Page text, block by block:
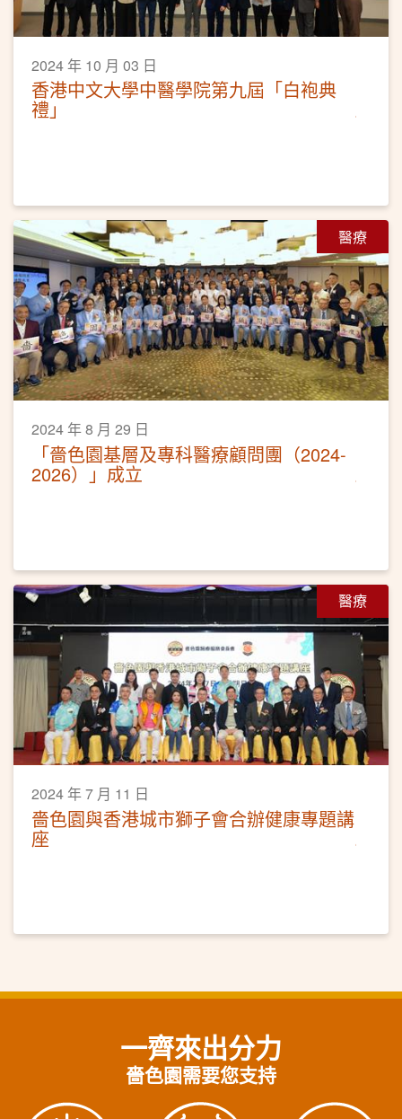
2024 年 10 月 03 日
香港中文大學中醫學院第九屆「白袍典
禮」
醫療
2024 年 8 月 29 日
「嗇色園基層及專科醫療顧問團（2024-
2026）」成立
醫療
2024 年 7 月 11 日
嗇色園與香港城市獅子會合辦健康專題講
座
一齊來出分力
嗇色園需要您支持